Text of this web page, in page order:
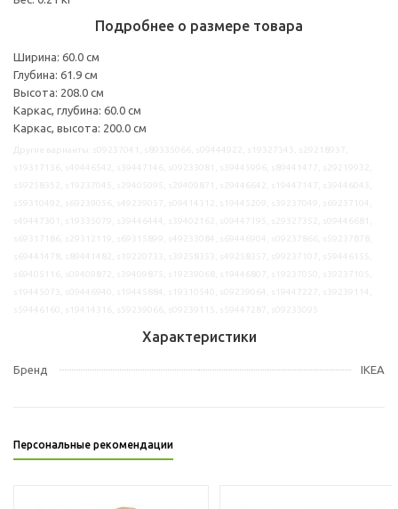
Подробнее о размере товара
Ширина: 60.0 см
Глубина: 61.9 см
Высота: 208.0 см
Каркас, глубина: 60.0 см
Каркас, высота: 200.0 см
Характеристики
Бренд IKEA
Персональные рекомендации